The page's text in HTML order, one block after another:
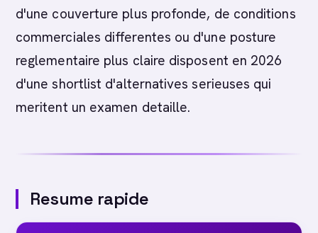
d'une couverture plus profonde, de conditions
commerciales differentes ou d'une posture
reglementaire plus claire disposent en 2026
d'une shortlist d'alternatives serieuses qui
meritent un examen detaille.
Resume rapide